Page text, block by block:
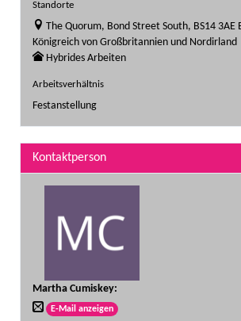
Standorte
The Quorum, Bond Street South, BS14
Königreich von Großbritannien und Nordirland
Hybrides Arbeiten
Arbeitsverhältnis
Festanstellung
Kontaktperson
Martha Cumiskey:
E-Mail anzeigen